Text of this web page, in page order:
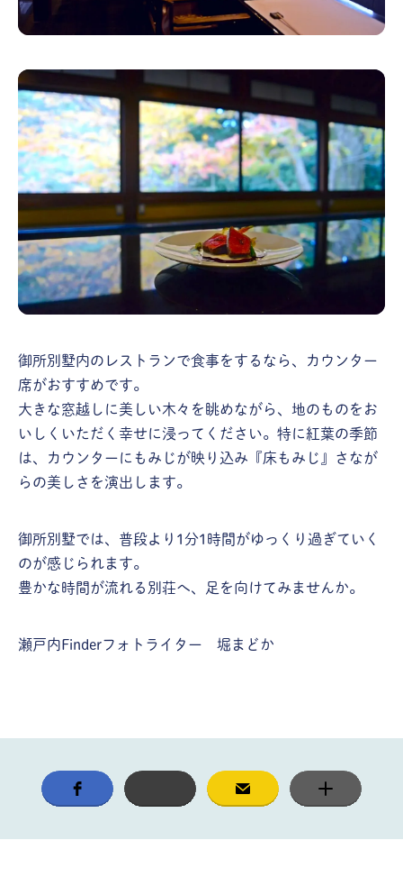
御所別墅内のレストランで食事をするなら、カウンター
席がおすすめです。
大きな窓越しに美しい木々を眺めながら、地のものをお
いしくいただく幸せに浸ってください。特に紅葉の季節
は、カウンターにもみじが映り込み『床もみじ』さなが
らの美しさを演出します。
御所別墅では、普段より1分1時間がゆっくり過ぎていく
のが感じられます。
豊かな時間が流れる別荘へ、足を向けてみませんか。
瀬戸内Finderフォトライター 堀まどか